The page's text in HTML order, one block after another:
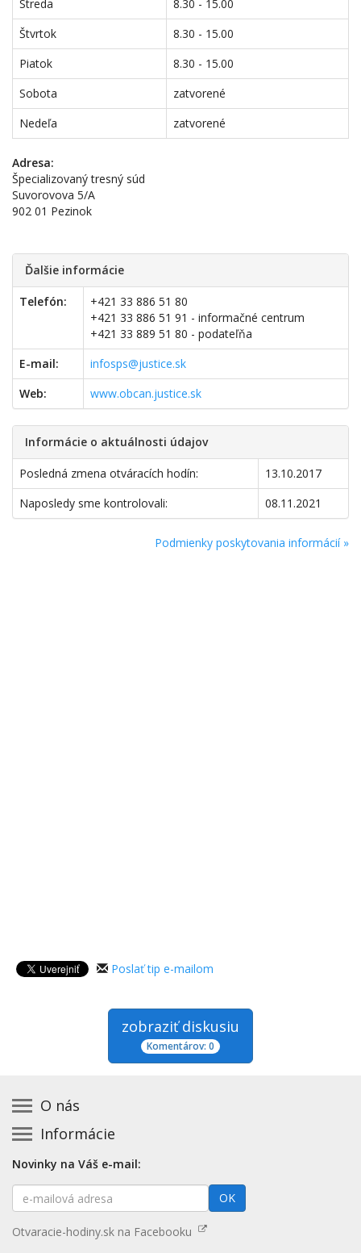
Streda
8.30 - 15.00
Štvrtok
8.30 - 15.00
Piatok
8.30 - 15.00
Sobota
zatvorené
Nedeľa
zatvorené
Adresa:
Špecializovaný tresný súd
Suvorovova 5/A
902 01 Pezinok
Ďalšie informácie
Telefón:
+421 33 886 51 80
+421 33 886 51 91 - informačné centrum
+421 33 889 51 80 - podateľňa
E-mail:
infosps@justice.sk
Web:
www.obcan.justice.sk
Informácie o aktuálnosti údajov
Posledná zmena otváracích hodín:
13.10.2017
Naposledy sme kontrolovali:
08.11.2021
Podmienky poskytovania informácií »
Poslať tip e-mailom
zobraziť diskusiu
Komentárov: 0
O nás
Kontakt na prevádzkovateľa
Zásady používania cookies
Prehlásenie o prístupnosti
Mapa stránok
Informácie
Základná registrácia otváracích hodín zadarmo
Platené služby
Nenašli ste otváracie hodiny? Pošlite nám tip
Aktualizácia otváracích hodín
Novinky na Váš e-mail:
E-
mailová
OK
Otvaracie-hodiny.sk na Facebooku